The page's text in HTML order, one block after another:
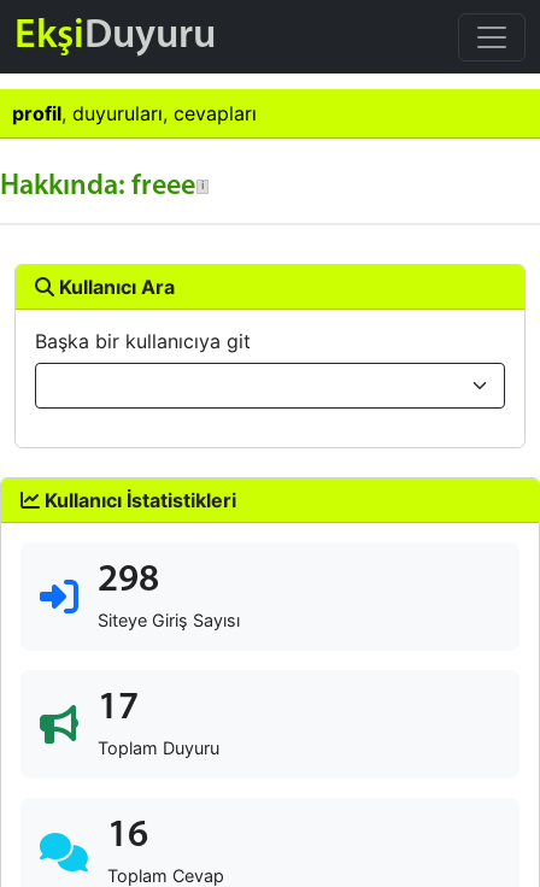
EkşiDuyuru
profil, duyuruları, cevapları
Hakkında: freee
Kullanıcı Ara
Başka bir kullanıcıya git
Kullanıcı İstatistikleri
298
Siteye Giriş Sayısı
17
Toplam Duyuru
16
Toplam Cevap